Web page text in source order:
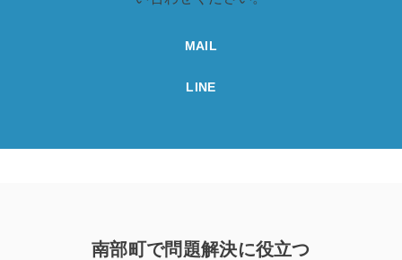
MAIL
LINE
南部町で問題解決に役立つ